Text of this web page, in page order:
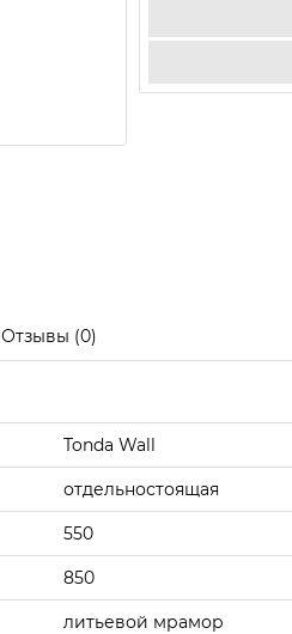
Отзывы (0)
Tonda Wall
отдельностоящая
550
850
литьевой мрамор